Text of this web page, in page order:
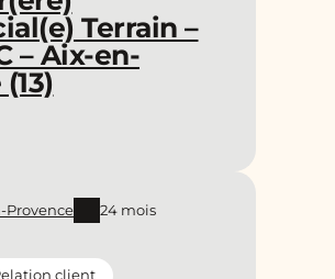
Terrain –
– Aix-en-
Provence
24 mois
client